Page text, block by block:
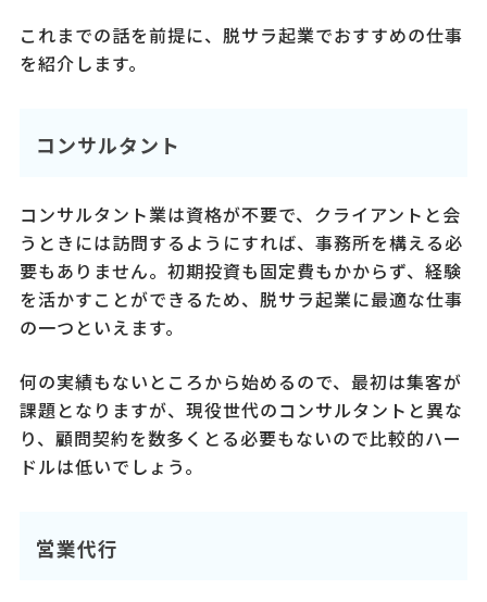
これまでの話を前提に、脱サラ起業でおすすめの仕事
を紹介します。
コンサルタント
コンサルタント業は資格が不要で、クライアントと会
うときには訪問するようにすれば、事務所を構える必
要もありません。初期投資も固定費もかからず、経験
を活かすことができるため、脱サラ起業に最適な仕事
の一つといえます。
何の実績もないところから始めるので、最初は集客が
課題となりますが、現役世代のコンサルタントと異な
り、顧問契約を数多くとる必要もないので比較的ハー
ドルは低いでしょう。
営業代行